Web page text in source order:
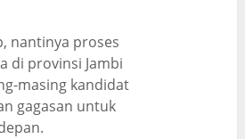
nantinya proses
di provinsi Jambi
masing kandidat
gagasan untuk